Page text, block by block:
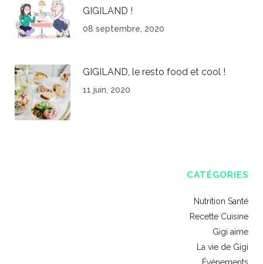
GIGILAND !
08 septembre, 2020
GIGILAND, le resto food et cool !
11 juin, 2020
CATÉGORIES
Nutrition Santé
Recette Cuisine
Gigi aime
La vie de Gigi